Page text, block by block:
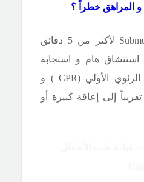
المراهق خطراً ؟
لأكثر من 5 دقائق
استنشاق هام و استجابة
الرئوي الأولي (CPR ) و
إلى إعاقة كبيرة أو